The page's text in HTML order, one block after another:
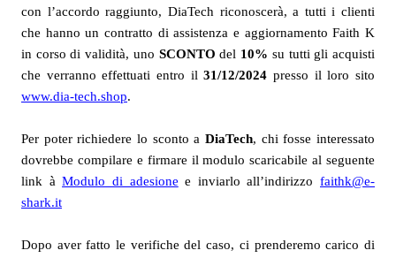
con l’accordo raggiunto, DiaTech riconoscerà, a tutti i clienti
che hanno un contratto di assistenza e aggiornamento Faith K
in corso di validità, uno SCONTOdel 10% su tutti gli acquisti
che verranno effettuati entro il31/12/2024 presso il loro sito
www.dia-tech.shop.
Per poter richiedere lo sconto a DiaTech, chi fosse interessato
dovrebbe compilare e firmare il modulo scaricabile al seguente
link à Modulo di adesione e inviarlo all’indirizzo faithk@e-
shark.it
Dopo aver fatto le verifiche del caso, ci prenderemo carico di